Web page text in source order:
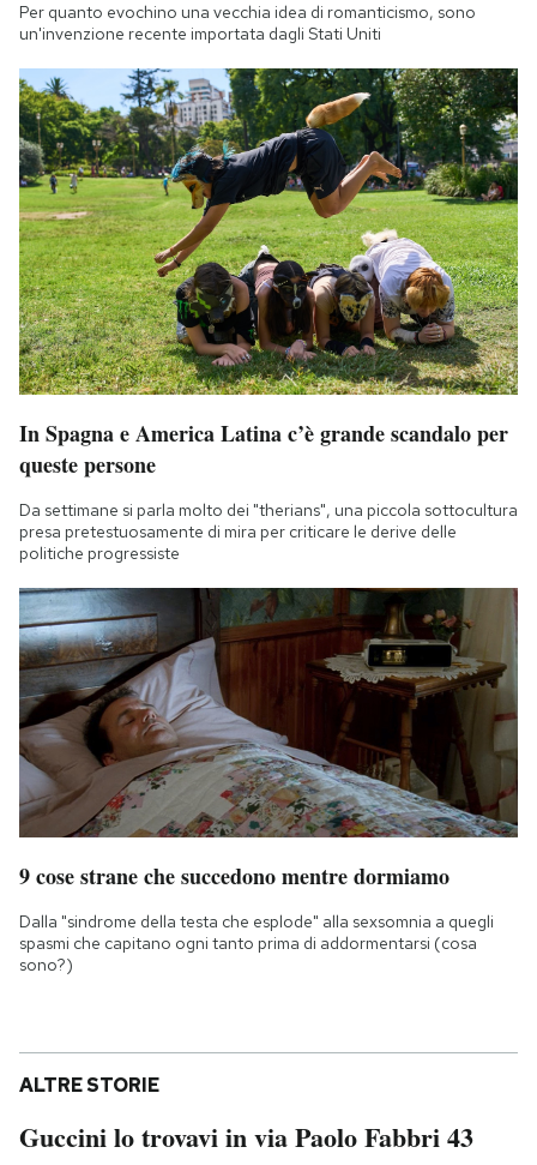
Per quanto evochino una vecchia idea di romanticismo, sono
un'invenzione recente importata dagli Stati Uniti
In Spagna e America Latina c’è grande scandalo per
queste persone
Da settimane si parla molto dei "therians", una piccola sottocultura
presa pretestuosamente di mira per criticare le derive delle
politiche progressiste
9 cose strane che succedono mentre dormiamo
Dalla "sindrome della testa che esplode" alla sexsomnia a quegli
spasmi che capitano ogni tanto prima di addormentarsi (cosa
sono?)
ALTRE STORIE
Guccini lo trovavi in via Paolo Fabbri 43